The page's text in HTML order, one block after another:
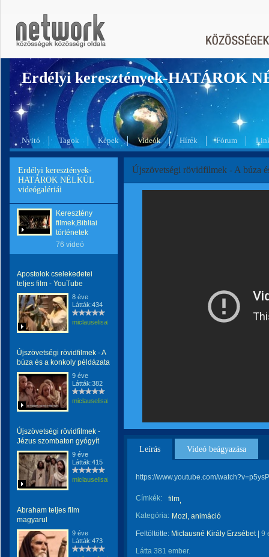
Erdélyi keresztények-HATÁROK
Nyitó Tagok Képek Videók Hírek Fórum
Erdélyi keresztények-
HATÁROK NÉLKÜL
videógalériái
Keresztény
filmek,Bibliai
történetek
76 videó
Apostolok cselekedetei
teljes film - YouTube
8 éve
Látták:434
miclauselisabeta
Újszövetségi rövidfilmek - A
búza és a konkoly példázata
9 éve
Látták:382
miclauselisabeta
Újszövetségi rövidfilmek -
Jézus szombaton gyógyít
9 éve
Látták:415
miclauselisabeta
Abraham teljes film
magyarul
9 éve
Látták:473
Újszövetségi rövidfilmek - A búza
Leírás Videó beágyazása
https://www.youtube.com/
Címkék:
film
Kategória: Mozi, animáció
Feltöltötte: Miclausné Király Erzsébet| 9
Látta 381 ember.